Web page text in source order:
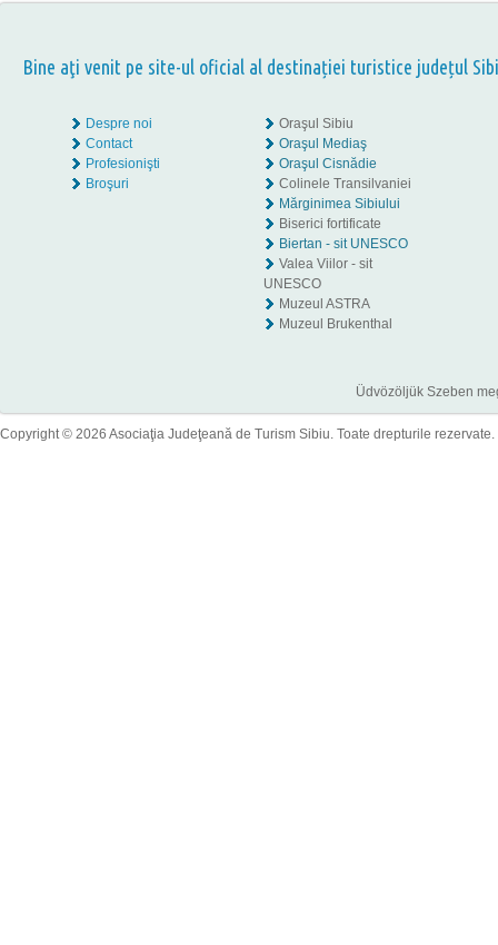
Bine aţi venit pe site-ul oficial al destinației turistice județul
Despre noi
Contact
Profesionişti
Broşuri
Oraşul Sibiu
Oraşul Mediaş
Oraşul Cisnădie
Colinele Transilvaniei
Mărginimea Sibiului
Biserici fortificate
Biertan - sit UNESCO
Valea Viilor - sit
UNESCO
Muzeul ASTRA
Muzeul Brukenthal
Üdvözöljük Szeben
Copyright © 2026 Asociaţia Judeţeană de Turism Sibiu. Toate drepturile rezervate.